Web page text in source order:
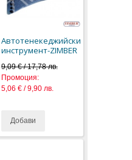
Автотенекеджийски
инструмент-ZIMBER
9,09 € / 17,78 лв.
Промоция:
5,06 € / 9,90 лв.
Добави